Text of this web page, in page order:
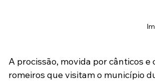
A procissão, movida por cânticos
romeiros que visitam o município